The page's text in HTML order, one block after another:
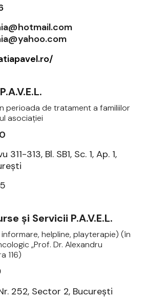
perioada de tratament a familiilor
asociaţiei
311-313, Bl. SB1, Sc. 1, Ap. 1,
şi Servicii P.A.V.E.L.
helpline, playterapie) (în
„Prof. Dr. Alexandru
116)
252, Sector 2, Bucureşti